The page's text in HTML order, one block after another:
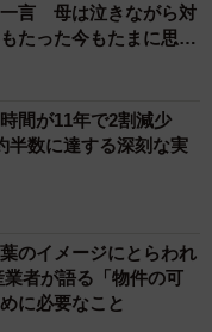
言 母は泣きながら対
たった今もたまに思い
間が11年で2割減少
半数に達する深刻な実
のイメージにとらわれ
者が語る「物件の可
に必要なこと